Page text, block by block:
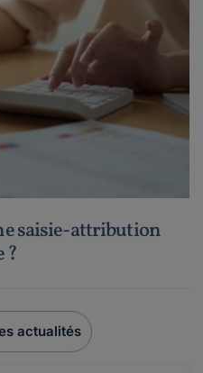
saisie-attribution
?
actualités